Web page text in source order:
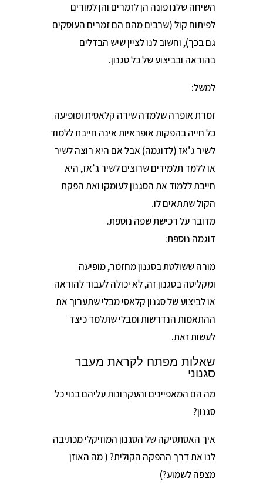
השיחה שלנו פונה הן לזמרים והן למורים
לפיתוח קול (שרבים מהם הם זמרים העוסקים
גם בכך), וחשוב לנו לציין שיש הבדלים
בהוראה ובביצוע של כל סגנון.
למשל:
זמרת אופרה שלמדה שירה קלאסית ומופיעה
כל חייה בהפקות אופראיות אינה חייבת ללמוד
לשיר ג’אז (לדוגמה) אבל אם היא רוצה לשיר
או ללמד תלמידים שרוצים לשיר ג’אז, היא
חייבת ללמוד את הסגנון לעומקו ואת הפקת
הקול שתתאים לו.
מדובר על רכישת שפה נוספת.
דוגמה נוספת:
מורה ששולטת בסגנון מחזמר, מופיעה
ומקליטה בסגנון זה, לא יכולה לעבור להוראה
או לביצוע של סגנון קלאסי מבלי שתערוך את
ההתאמות הנדרשות ומבלי שתלמד כיצד
לעשות זאת.
שאלות מפתח לקראת מעבר
סגנוני
מה הם המאפיינים והעקרונות עליהם בנוי כל
סגנון?
איך האסתטיקה של הסגנון המוזיקלי מכתיבה
לנו את דרך ההפקה הקולית? ( מה האוזן
מצפה לשמוע?)